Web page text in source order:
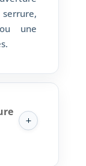
une